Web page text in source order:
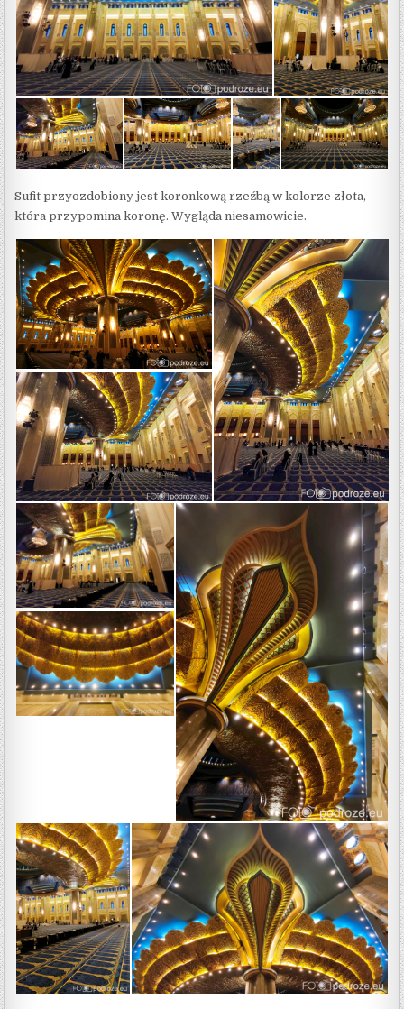
Sufit przyozdobiony jest koronkową rzeźbą w kolorze złota,
która przypomina koronę. Wygląda niesamowicie.